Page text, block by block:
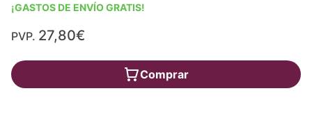
¡GASTOS DE ENVÍO GRATIS!
PVP. 27,80€
Comprar